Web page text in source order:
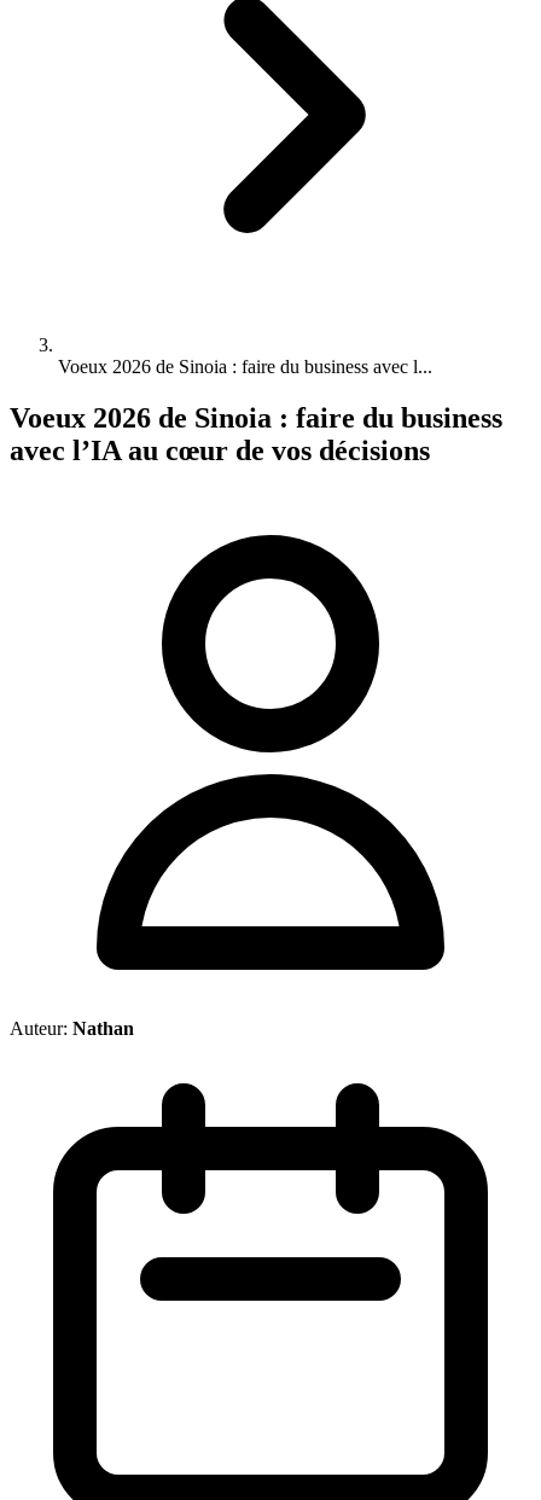
Voeux 2026 de Sinoia : faire du business avec l...
Voeux 2026 de Sinoia : faire du business
avec l’IA au cœur de vos décisions
Auteur: Nathan